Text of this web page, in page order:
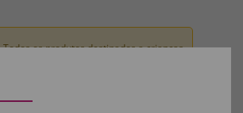
Todos os produtos destinados a crianças